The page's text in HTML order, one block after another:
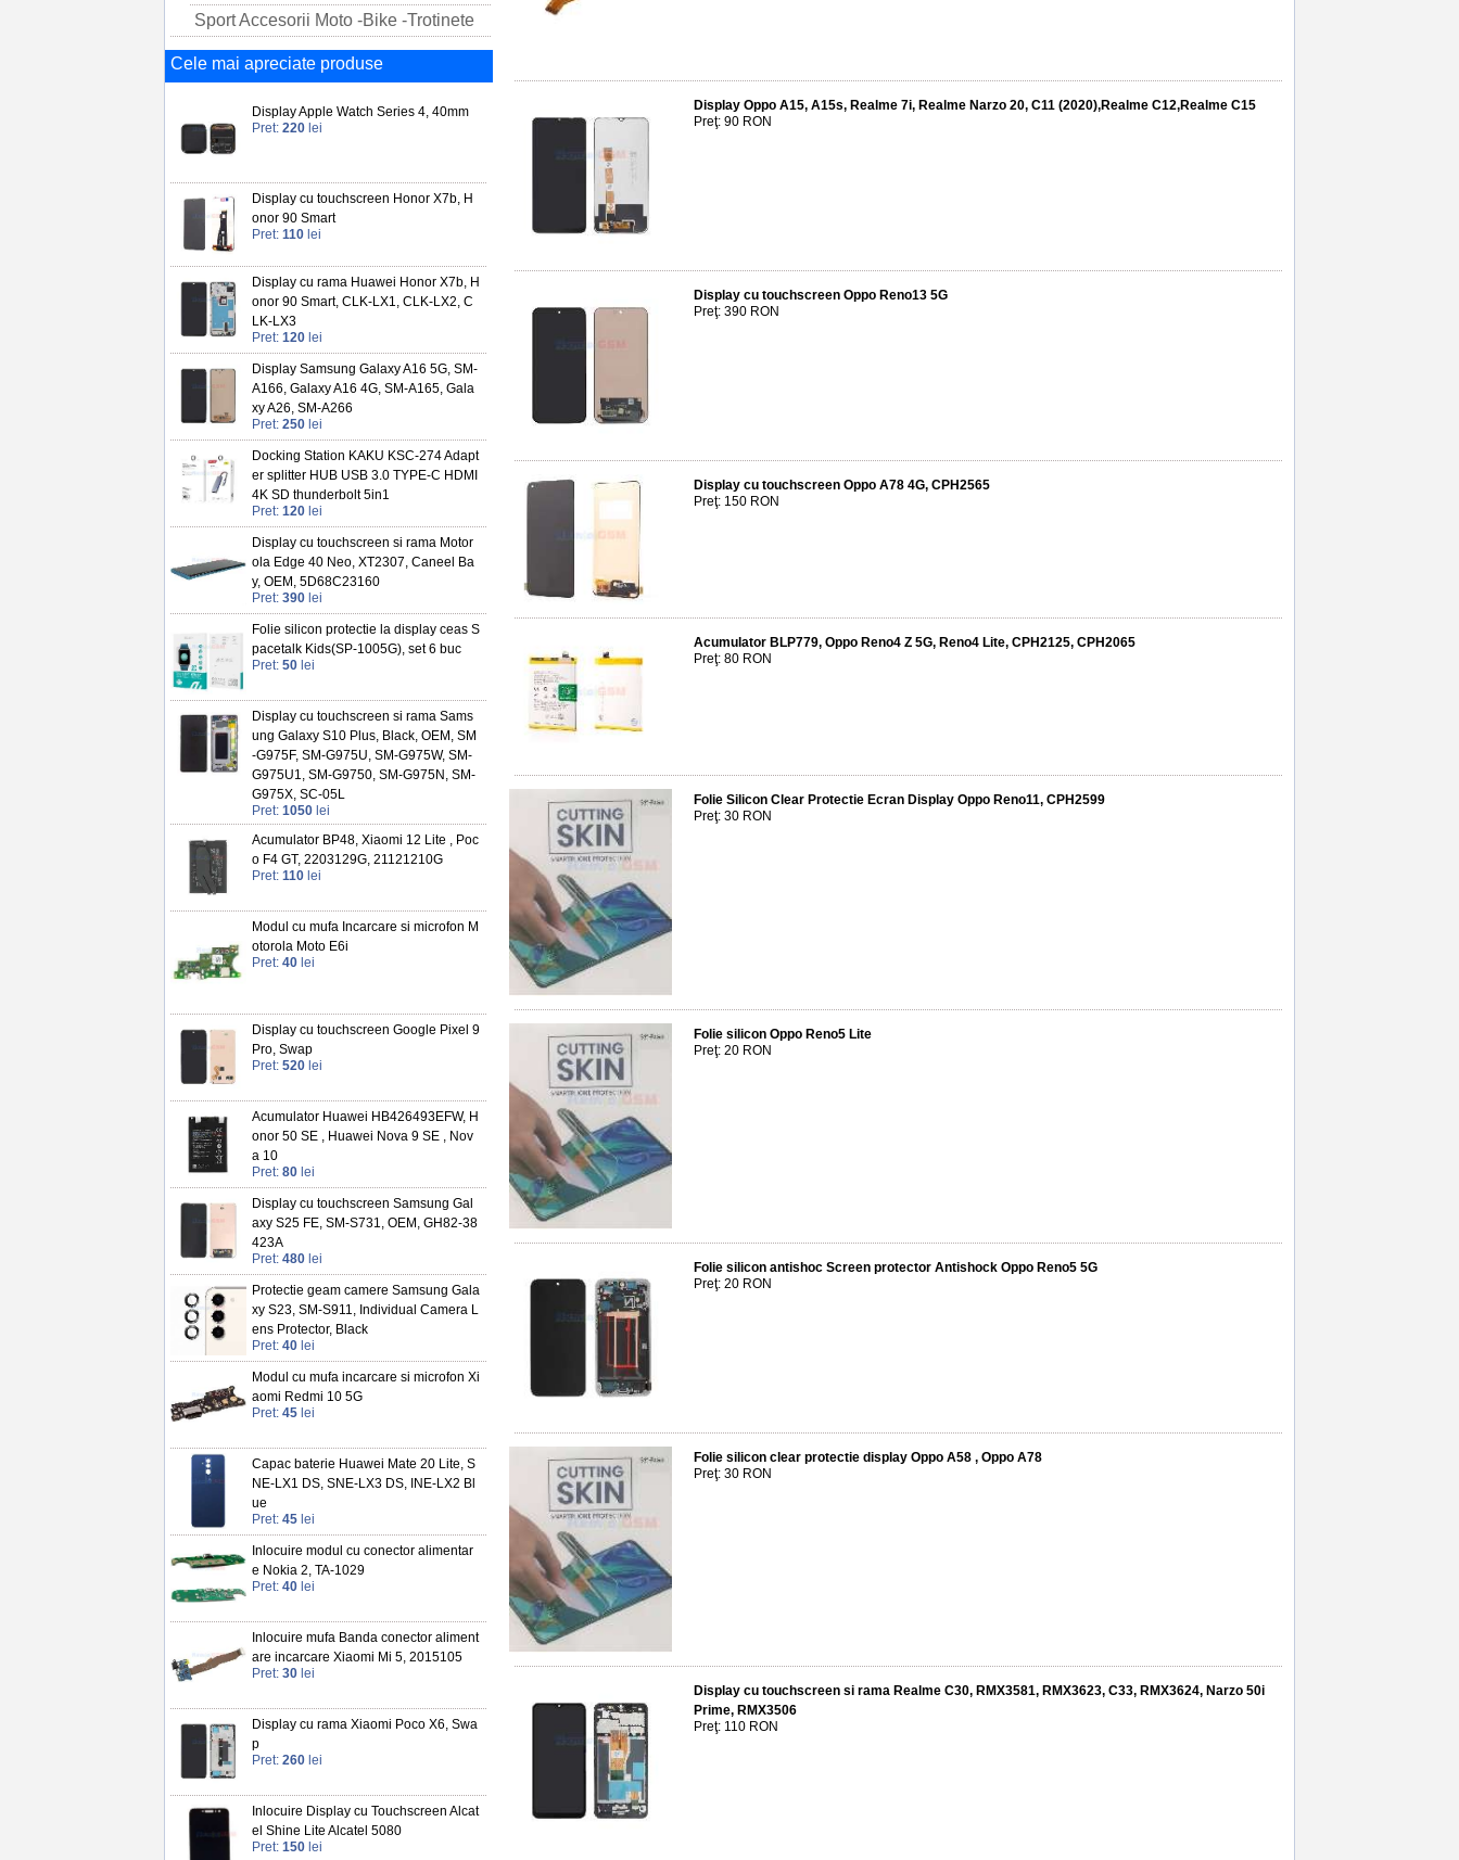
Sport Accesorii Moto -Bike -Trotinete
Cele mai apreciate produse
Display Apple Watch Series 4, 40mm
Pret: 220 lei
Display cu touchscreen Honor X7b, H
onor 90 Smart
Pret: 110 lei
Display cu rama Huawei Honor X7b, H
onor 90 Smart, CLK-LX1, CLK-LX2, C
LK-LX3
Pret: 120 lei
Display Samsung Galaxy A16 5G, SM-
A166, Galaxy A16 4G, SM-A165, Gala
xy A26, SM-A266
Pret: 250 lei
Docking Station KAKU KSC-274 Adapt
er splitter HUB USB 3.0 TYPE-C HDMI
4K SD thunderbolt 5in1
Pret: 120 lei
Display cu touchscreen si rama Motor
ola Edge 40 Neo, XT2307, Caneel Ba
y, OEM, 5D68C23160
Pret: 390 lei
Folie silicon protectie la display ceas S
pacetalk Kids(SP-1005G), set 6 buc
Pret: 50 lei
Display cu touchscreen si rama Sams
ung Galaxy S10 Plus, Black, OEM, SM
-G975F, SM-G975U, SM-G975W, SM-
G975U1, SM-G9750, SM-G975N, SM-
G975X, SC-05L
Pret: 1050 lei
Acumulator BP48, Xiaomi 12 Lite , Poc
o F4 GT, 2203129G, 21121210G
Pret: 110 lei
Modul cu mufa Incarcare si microfon M
otorola Moto E6i
Pret: 40 lei
Display cu touchscreen Google Pixel 9
Pro, Swap
Pret: 520 lei
Acumulator Huawei HB426493EFW, H
onor 50 SE , Huawei Nova 9 SE , Nov
a 10
Pret: 80 lei
Display cu touchscreen Samsung Gal
axy S25 FE, SM-S731, OEM, GH82-38
423A
Pret: 480 lei
Protectie geam camere Samsung Gala
xy S23, SM-S911, Individual Camera L
ens Protector, Black
Pret: 40 lei
Modul cu mufa incarcare si microfon Xi
aomi Redmi 10 5G
Pret: 45 lei
Capac baterie Huawei Mate 20 Lite, S
NE-LX1 DS, SNE-LX3 DS, INE-LX2 Bl
ue
Pret: 45 lei
Inlocuire modul cu conector alimentar
e Nokia 2, TA-1029
Pret: 40 lei
Inlocuire mufa Banda conector aliment
are incarcare Xiaomi Mi 5, 2015105
Pret: 30 lei
Display cu rama Xiaomi Poco X6, Swa
p
Pret: 260 lei
Inlocuire Display cu Touchscreen Alcat
el Shine Lite Alcatel 5080
Pret: 150 lei
Display Oppo A15, A15s, Realme 7i, Realme Narzo 20, C11 (2020),Realme C12,Realme C15
Preţ: 90 RON
Display cu touchscreen Oppo Reno13 5G
Preţ: 390 RON
Display cu touchscreen Oppo A78 4G, CPH2565
Preţ: 150 RON
Acumulator BLP779, Oppo Reno4 Z 5G, Reno4 Lite, CPH2125, CPH2065
Preţ: 80 RON
Folie Silicon Clear Protectie Ecran Display Oppo Reno11, CPH2599
Preţ: 30 RON
Folie silicon Oppo Reno5 Lite
Preţ: 20 RON
Folie silicon antishoc Screen protector Antishock Oppo Reno5 5G
Preţ: 20 RON
Folie silicon clear protectie display Oppo A58 , Oppo A78
Preţ: 30 RON
Display cu touchscreen si rama Realme C30, RMX3581, RMX3623, C33, RMX3624, Narzo 50i
Prime, RMX3506
Preţ: 110 RON